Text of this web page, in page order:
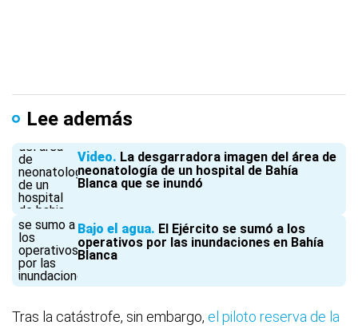
Lee además
Video La desgarradora imagen del área de
neonatología de un hospital de Bahía
Blanca que se inundó
Bajo el agua El Ejército se sumó a los
operativos por las inundaciones en Bahía
Blanca
Tras la catástrofe, sin embargo, el piloto reserva de la